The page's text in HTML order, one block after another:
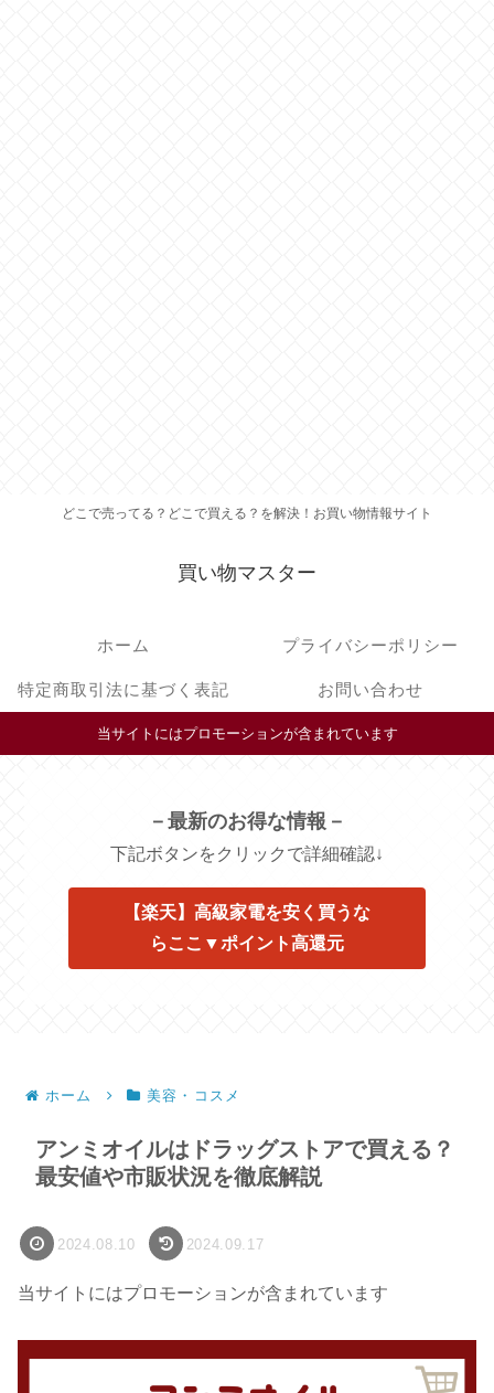
どこで売ってる？どこで買える？を解決！お買い物情報サイト
買い物マスター
ホーム プライバシーポリシー
特定商取引法に基づく表記 お問い合わせ
当サイトにはプロモーションが含まれています
－最新のお得な情報－
下記ボタンをクリックで詳細確認↓
【楽天】高級家電を安く買うな
らここ▼ポイント高還元
ホーム 美容・コスメ
アンミオイルはドラッグストアで買える？
最安値や市販状況を徹底解説
2024.08.10 2024.09.17
当サイトにはプロモーションが含まれています